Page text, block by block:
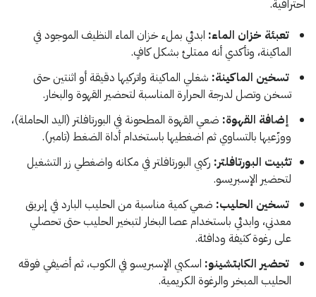
احترافية.
تعبئة خزان الماء: ابدئي بملء خزان الماء النظيف الموجود في
الماكينة، وتأكدي أنه ممتلئ بشكل كافٍ.
تسخين الماكينة: شغلي الماكينة واتركيها دقيقة أو اثنتين حتى
تسخن وتصل لدرجة الحرارة المناسبة لتحضير القهوة والبخار.
إضافة القهوة: ضعي القهوة المطحونة في البورتافلتر (اليد الحاملة)،
ووزّعيها بالتساوي ثم اضغطيها باستخدام أداة الضغط (تامبر).
تثبيت البورتافلتر: ركبي البورتافلتر في مكانه واضغطي زر التشغيل
لتحضير الإسبريسو.
تسخين الحليب: ضعي كمية مناسبة من الحليب البارد في إبريق
معدني، وابدئي باستخدام عصا البخار لتبخير الحليب حتى تحصلي
على رغوة كثيفة ودافئة.
تحضير الكابتشينو: اسكبي الإسبريسو في الكوب، ثم أضيفي فوقه
الحليب المبخر والرغوة الكريمية.